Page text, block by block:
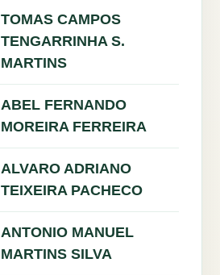
TOMAS CAMPOS
TENGARRINHA S.
MARTINS
ABEL FERNANDO
MOREIRA FERREIRA
ALVARO ADRIANO
TEIXEIRA PACHECO
ANTONIO MANUEL
MARTINS SILVA